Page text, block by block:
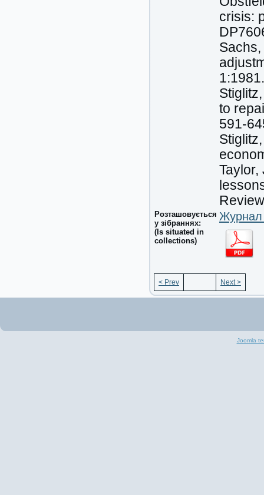
crisis:
1:1981.
to
591-
Taylor,
Розташовується
у зібраннях:
(Is situated in
collections)
Журнал
< Prev Next >
Joomla